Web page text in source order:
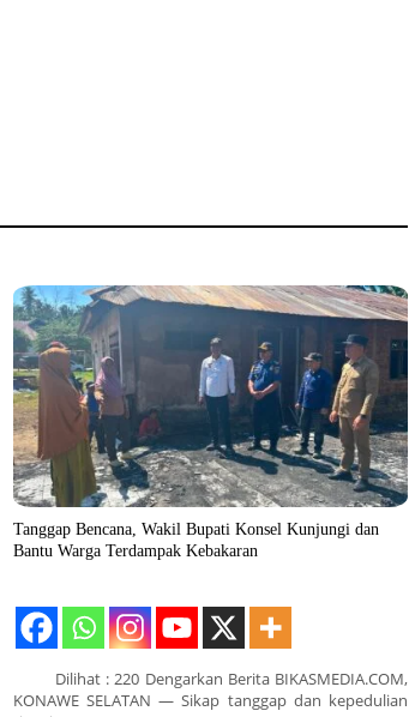
Tanggap Bencana, Wakil Bupati Konsel Kunjungi dan
Bantu Warga Terdampak Kebakaran
Dilihat : 220 Dengarkan Berita BIKASMEDIA.COM,
KONAWE SELATAN — Sikap tanggap dan kepedulian